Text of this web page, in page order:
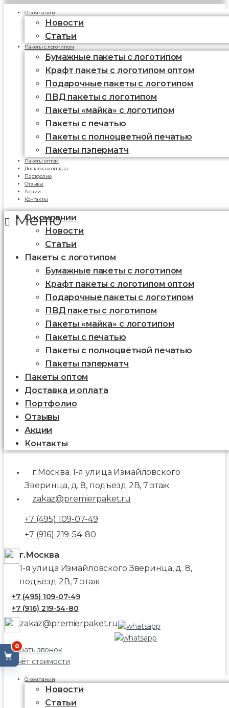
О компании
Новости
Статьи
Пакеты с логотипом
Бумажные пакеты с логотипом
Крафт пакеты с логотипом оптом
Подарочные пакеты с логотипом
ПВД пакеты с логотипом
Пакеты «майка» с логотипом
Пакеты c печатью
Пакеты с полноцветной печатью
Пакеты пэперматч
Пакеты оптом
Доставка и оплата
Портфолио
Отзывы
Акции
Контакты
Меню
О компании
Новости
Статьи
Пакеты с логотипом
Бумажные пакеты с логотипом
Крафт пакеты с логотипом оптом
Подарочные пакеты с логотипом
ПВД пакеты с логотипом
Пакеты «майка» с логотипом
Пакеты c печатью
Пакеты с полноцветной печатью
Пакеты пэперматч
Пакеты оптом
Доставка и оплата
Портфолио
Отзывы
Акции
Контакты
г.Москва 1-я улица Измайловского
Зверинца, д. 8, подъезд 2В, 7 этаж
zakaz@premierpaket.ru
+7 (495) 109-07-49
+7 (916) 219-54-80
г.Москва
1-я улица Измайловского Зверинца, д. 8,
подъезд 2В, 7 этаж
+7 (495) 109-07-49
+7 (916) 219-54-80
zakaz@premierpaket.ru
Заказать звонок
Расчёт стоимости
0
О компании
Новости
Статьи